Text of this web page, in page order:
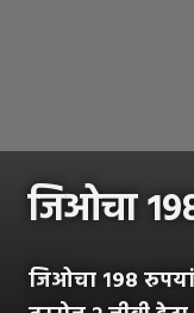
जिओचा
जिओचा १९८